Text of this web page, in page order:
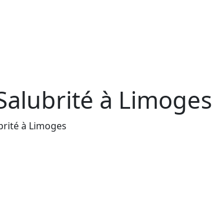
à Limoges
à Limoges